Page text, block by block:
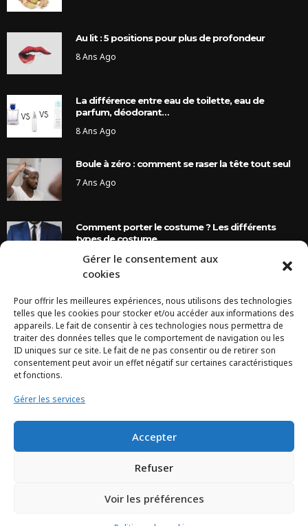
Gérer le consentement aux
cookies
Pour offrir les meilleures expériences, nous utilisons des technologies
telles que les cookies pour stocker et/ou accéder aux informations des
appareils. Le fait de consentir à ces technologies nous permettra de
traiter des données telles que le comportement de navigation ou les
ID uniques sur ce site. Le fait de ne pas consentir ou de retirer son
consentement peut avoir un effet négatif sur certaines caractéristiques
et fonctions.
Gérer les services
Accepter
Refuser
Voir les préférences
Au lit : 5 positions pour plus de profondeur
8 Ans Ago
La différence entre eau de toilette, eau de
parfum, déodorant…
8 Ans Ago
Boule à zéro : comment se raser la tête tout seul
7 Ans Ago
Comment porter le costume ? Les différents
types de costume
8 Ans Ago
INSTAGRAM
Configuration error or no pictures...